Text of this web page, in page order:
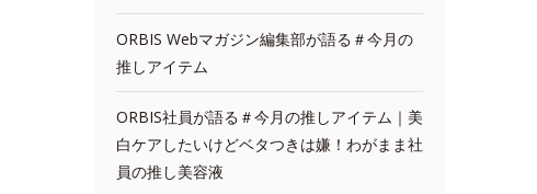
ORBIS Webマガジン編集部が語る＃今月の
推しアイテム
ORBIS社員が語る＃今月の推しアイテム｜美
白ケアしたいけどベタつきは嫌！わがまま社
員の推し美容液